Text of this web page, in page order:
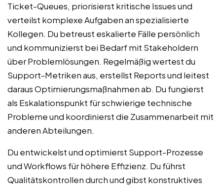
Ticket-Queues, priorisierst kritische Issues und
verteilst komplexe Aufgaben an spezialisierte
Kollegen. Du betreust eskalierte Fälle persönlich
und kommunizierst bei Bedarf mit Stakeholdern
über Problemlösungen. Regelmäßig wertest du
Support-Metriken aus, erstellst Reports und leitest
daraus Optimierungsmaßnahmen ab. Du fungierst
als Eskalationspunkt für schwierige technische
Probleme und koordinierst die Zusammenarbeit mit
anderen Abteilungen.
Du entwickelst und optimierst Support-Prozesse
und Workflows für höhere Effizienz. Du führst
Qualitätskontrollen durch und gibst konstruktives